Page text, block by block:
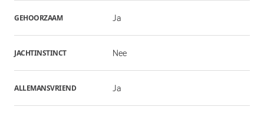
GEHOORZAAM Ja
JACHTINSTINCT Nee
ALLEMANSVRIEND Ja